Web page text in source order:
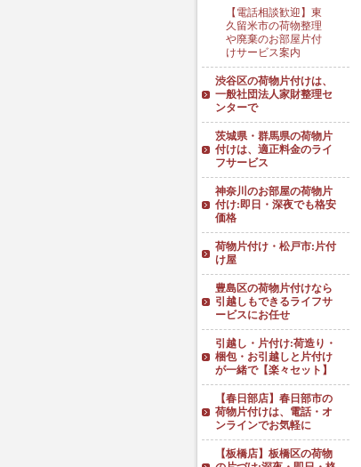
【電話相談歓迎】東
久留米市の荷物整理
や廃棄のお部屋片付
けサービス案内
渋谷区の荷物片付けは、
一般社団法人家財整理セ
ンターで
茨城県・群馬県の荷物片
付けは、適正料金のライ
フサービス
神奈川のお部屋の荷物片
付け:即日・深夜でも格安
価格
荷物片付け・松戸市:片付
け屋
豊島区の荷物片付けなら
引越しもできるライフサ
ービスにお任せ
引越し・片付け:荷造り・
梱包・お引越しと片付け
が一緒で【楽々セット】
【春日部店】春日部市の
荷物片付けは、電話・オ
ンラインでお気軽に
【板橋店】板橋区の荷物